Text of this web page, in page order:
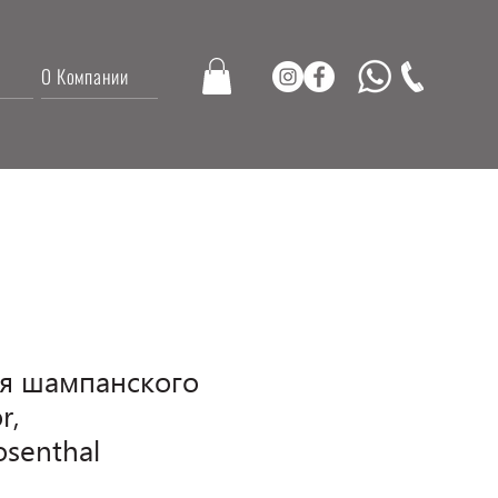
О Компании
шампанского